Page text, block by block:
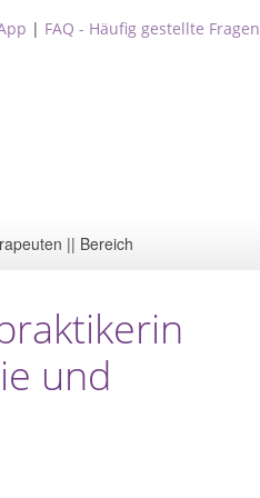
| FAQ - Häufig gestellte Fragen
|| Bereich
und